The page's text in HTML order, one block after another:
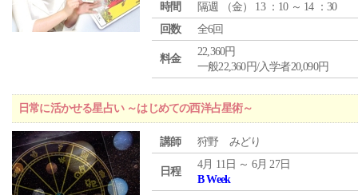
時間
隔週 （金） 13 ：10 ～ 14 ：30
回数
全6回
料金
22,360円
一般22,360円/入学者20,090円
日常に活かせる星占い ～はじめての西洋占星術～
講師 狩野 みどり
日程
4月 11日 ～ 6月 27日
B Week